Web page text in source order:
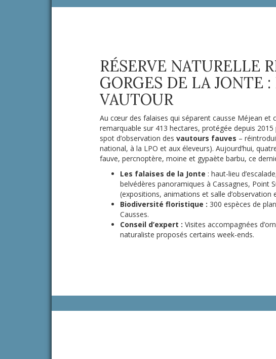
RÉSERVE NATURELLE
GORGES DE LA JONTE
VAUTOUR
Au cœur des falaises qui séparent causse Méjean et
remarquable sur 413 hectares, protégée depuis
spot d’observation des vautours fauves –
national, à la LPO et aux éleveurs). Aujourd’hui,
fauve, percnoptère, moine et gypaète barbu, ce
Les falaises de la Jonte : haut-lieu
belvédères panoramiques à Cassagnes, Point
(expositions, animations et salle d’observation
Biodiversité floristique : 300 espèces de
Causses.
Conseil d’expert : Visites accompagnées
naturaliste proposés certains week-ends.